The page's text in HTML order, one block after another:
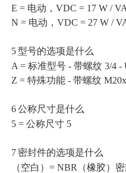
E = 电动，VDC = 17 W /
N = 电动，VDC = 27 W /
5型号的选项是什么
A = 标准型号 - 带螺纹 3/4 -
Z = 特殊功能 - 带螺纹
6公称尺寸是什么
5 = 公称尺寸 5
7 密封件的选项是什么
（空白） = NBR（橡胶）